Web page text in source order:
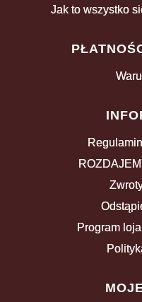
Jak to wszystko
Program